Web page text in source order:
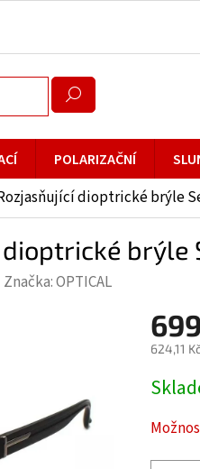
POLARIZAČNÍ
dioptrické brýle
brýle
Značka:OPTICAL
624,11
Měrná
cena: